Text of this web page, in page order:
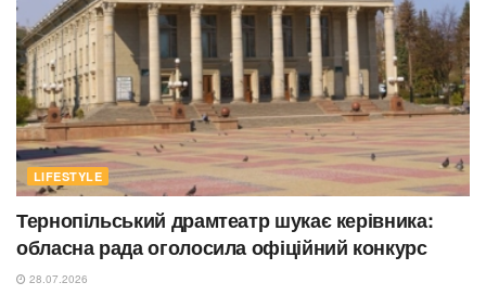
LIFESTYLE
Тернопільський драмтеатр шукає керівника:
обласна рада оголосила офіційний конкурс
28.07.2026